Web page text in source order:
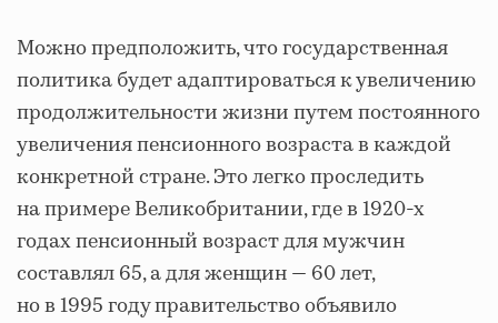
Можно предположить, что государственная
политика будет адаптироваться к увеличению
продолжительности жизни путем постоянного
увеличения пенсионного возраста в каждой
конкретной стране. Это легко проследить
на примере Великобритании, где в 1920-х
годах пенсионный возраст для мужчин
составлял 65, а для женщин — 60 лет,
но в 1995 году правительство объявило